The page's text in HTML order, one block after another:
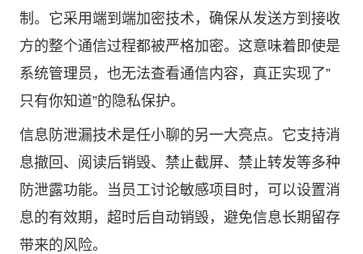
制。它采用端到端加密技术，确保从发送方到接收
方的整个通信过程都被严格加密。这意味着即使是
系统管理员，也无法查看通信内容，真正实现了”
只有你知道”的隐私保护。
信息防泄漏技术是任小聊的另一大亮点。它支持消
息撤回、阅读后销毁、禁止截屏、禁止转发等多种
防泄露功能。当员工讨论敏感项目时，可以设置消
息的有效期，超时后自动销毁，避免信息长期留存
带来的风险。